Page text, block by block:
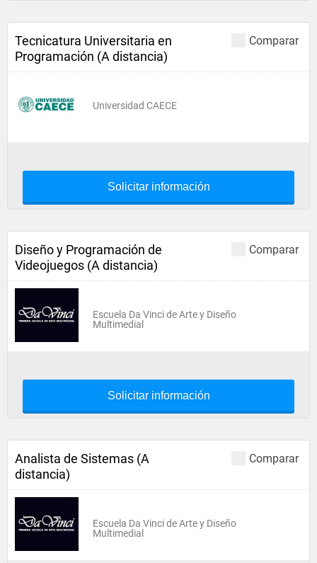
Comparar
Tecnicatura Universitaria en
Programación (A distancia)
Universidad CAECE
Solicitar información
Comparar
Diseño y Programación de
Videojuegos (A distancia)
Escuela Da Vinci de Arte y Diseño
Multimedial
Solicitar información
Comparar
Analista de Sistemas (A
distancia)
Escuela Da Vinci de Arte y Diseño
Multimedial